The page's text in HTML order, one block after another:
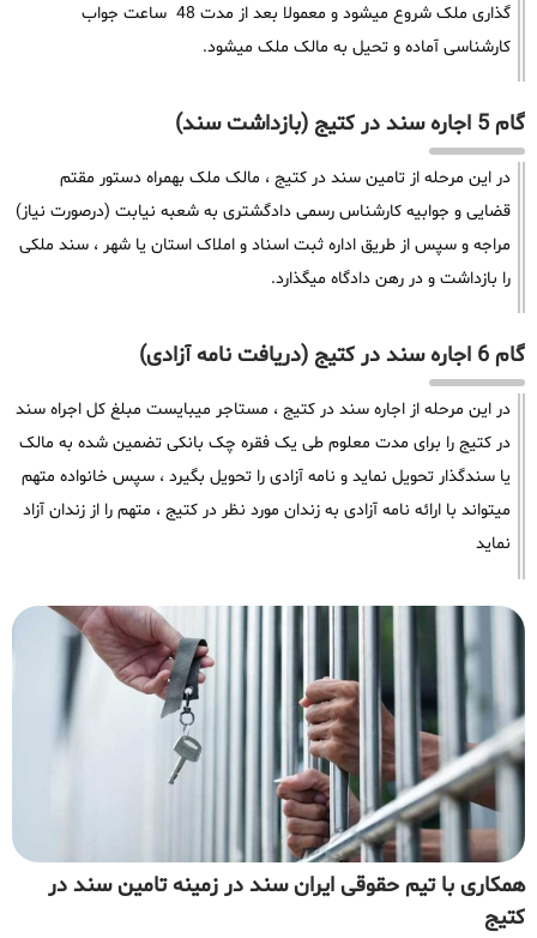
گذاری ملک شروع میشود و معمولا بعد از مدت 48 ساعت جواب
کارشناسی آماده و تحیل به مالک ملک میشود.
گام 5 اجاره سند در کتیج (بازداشت سند)
در این مرحله از تامین سند در کتیج ، مالک ملک بهمراه دستور مقتم
قضایی و جوابیه کارشناس رسمی دادگشتری به شعبه نیابت (درصورت نیاز)
مراجه و سپس از طریق اداره ثبت اسناد و املاک استان یا شهر ، سند ملکی
را بازداشت و در رهن دادگاه میگذارد.
گام 6 اجاره سند در کتیج (دریافت نامه آزادی)
در این مرحله از اجاره سند در کتیج ، مستاجر میبایست مبلغ کل اجراه سند
در کتیج را برای مدت معلوم طی یک فقره چک بانکی تضمین شده به مالک
یا سندگذار تحویل نماید و نامه آزادی را تحویل بگیرد ، سپس خانواده متهم
میتواند با ارائه نامه آزادی به زندان مورد نظر در کتیج ، متهم را از زندان آزاد
نماید
همکاری با تیم حقوقی ایران سند در زمینه تامین سند در
کتیج